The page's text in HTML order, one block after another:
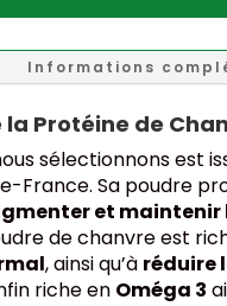
Informations
Protéine de
sélectionnons est
France. Sa poudre
et maintenir
de chanvre est
, ainsi qu’à réduire
riche en Oméga 3